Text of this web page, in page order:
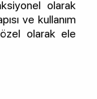
olarak
ve kullanım
olarak ele